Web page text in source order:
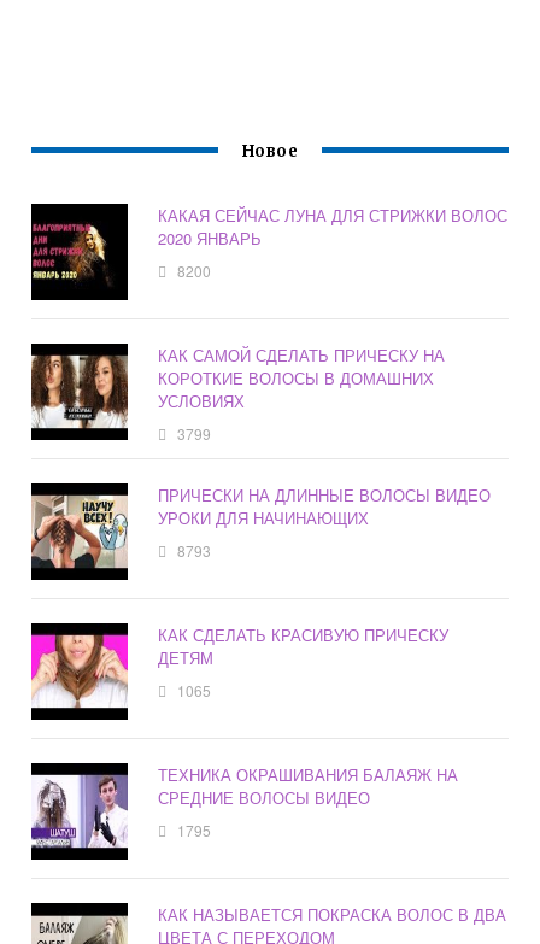
Новое
КАКАЯ СЕЙЧАС ЛУНА ДЛЯ СТРИЖКИ ВОЛОС
2020 ЯНВАРЬ
8200
КАК САМОЙ СДЕЛАТЬ ПРИЧЕСКУ НА
КОРОТКИЕ ВОЛОСЫ В ДОМАШНИХ
УСЛОВИЯХ
3799
ПРИЧЕСКИ НА ДЛИННЫЕ ВОЛОСЫ ВИДЕО
УРОКИ ДЛЯ НАЧИНАЮЩИХ
8793
КАК СДЕЛАТЬ КРАСИВУЮ ПРИЧЕСКУ
ДЕТЯМ
1065
ТЕХНИКА ОКРАШИВАНИЯ БАЛАЯЖ НА
СРЕДНИЕ ВОЛОСЫ ВИДЕО
1795
КАК НАЗЫВАЕТСЯ ПОКРАСКА ВОЛОС В ДВА
ЦВЕТА С ПЕРЕХОДОМ